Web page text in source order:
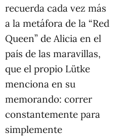
recuerda cada vez más
a la metáfora de la “Red
Queen” de Alicia en el
país de las maravillas,
que el propio Lütke
menciona en su
memorando: correr
constantemente para
simplemente